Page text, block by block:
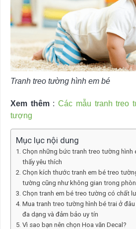
Tranh treo tường hình em bé
Xem thêm:Các mẫu tranh treo
tượng
Mục lục nội dung
Chọn những bức tranh treo tường hình
thấy yêu thích
Chọn kích thước tranh em bé treo
tường cũng như không gian trong
Chọn tranh em bé treo tường có chất
Mua tranh treo tường hình bé trai ở
đa dạng và đảm bảo uy tín
Vì sao bạn nên chọn Hoa văn Decal?